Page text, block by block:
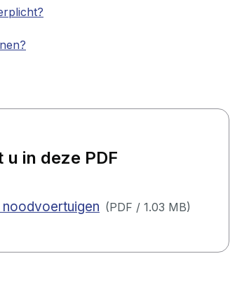
in deze PDF
(PDF / 1.03 MB)